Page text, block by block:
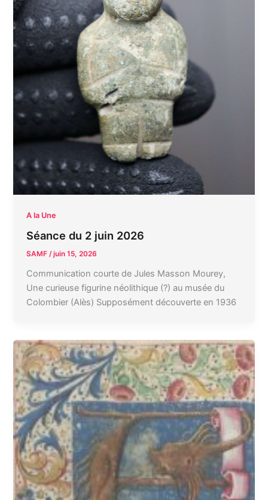
A la Une
Séance du 2 juin 2026
SAMF/juin 15, 2026
Communication courte de Jules Masson Mourey,
Une curieuse figurine néolithique (?) au musée du
Colombier (Alès) Supposément découverte en 1936